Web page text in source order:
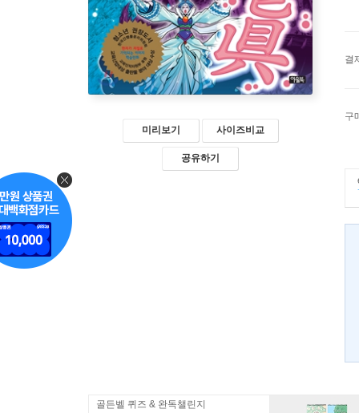
미리보기 사이즈비교
공유하기
결
구
골든벨 퀴즈 & 완독챌린지